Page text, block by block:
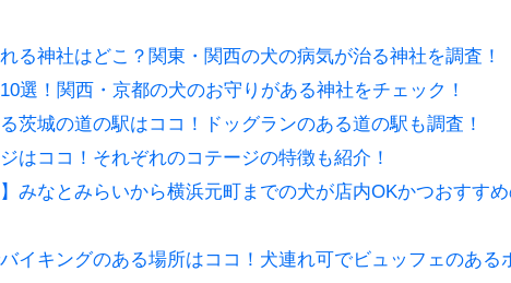
る神社はどこ？関東・関西の犬の病気が治る神社を調査！
選！関西・京都の犬のお守りがある神社をチェック！
茨城の道の駅はココ！ドッグランのある道の駅も調査！
はココ！それぞれのコテージの特徴も紹介！
みなとみらいから横浜元町までの犬が店内OKかつおすす
イキングのある場所はココ！犬連れ可でビュッフェのある